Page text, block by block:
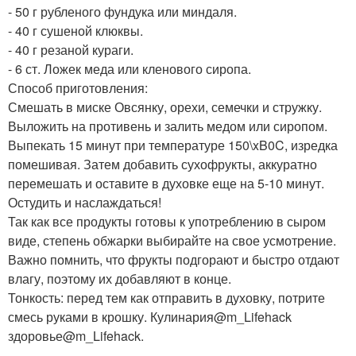
- 50 г рубленого фундука или миндаля.
- 40 г сушеной клюквы.
- 40 г резаной кураги.
- 6 ст. Ложек меда или кленового сиропа.
Способ приготовления:
Смешать в миске Овсянку, орехи, семечки и стружку.
Выложить на противень и залить медом или сиропом.
Выпекать 15 минут при температуре 150\xB0C, изредка
помешивая. Затем добавить сухофрукты, аккуратно
перемешать и оставите в духовке еще на 5-10 минут.
Остудить и наслаждаться!
Так как все продукты готовы к употреблению в сыром
виде, степень обжарки выбирайте на свое усмотрение.
Важно помнить, что фрукты подгорают и быстро отдают
влагу, поэтому их добавляют в конце.
Тонкость: перед тем как отправить в духовку, потрите
смесь руками в крошку. Кулинария@m_Lifehack
здоровье@m_Lifehack.